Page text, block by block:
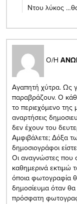
Ντου λύκος
Ο/Η
Αγαπητή χύτρα. Ως
παραβράζουν. Ο
το περιεχόμενο
αναρτήσεις
δεν έχουν του
Αμφιβάλετε; Δόξα
δημοσιογράφοι
Οι αναγνώστες που
καθημερινά εκτιμώ
όποια φωτογραφία
δημοσίευμα όταν θα
πρόσφατη